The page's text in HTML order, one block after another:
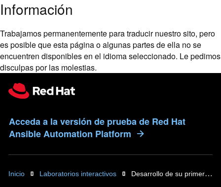
Información
Trabajamos permanentemente para traducir nuestro sito, pero
es posible que esta página o algunas partes de ella no se
encuentren disponibles en el idioma seleccionado. Le pedimos
disculpas por las molestias.
Acceda a la versión de prueba de Red Hat
Ansible Automation Platform
Inicio Laboratorios interactivos Desarrollo de su primer playbook